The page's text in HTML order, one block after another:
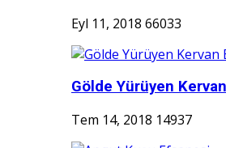
Eyl 11, 2018 66033
Gölde Yürüyen
Tem 14, 2018 14937